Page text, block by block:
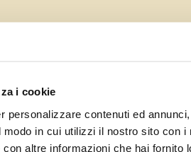
i cookie
personalizzare contenuti ed
in cui utilizzi il nostro sito con
con altre informazioni che hai